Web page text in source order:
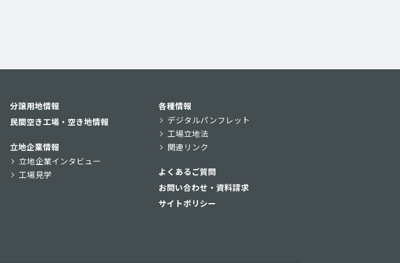
分譲用地情報
民間空き工場・空き地情報
立地企業情報
立地企業インタビュー
工場見学
各種情報
デジタルパンフレット
工場立地法
関連リンク
よくあるご質問
お問い合わせ・資料請求
サイトポリシー